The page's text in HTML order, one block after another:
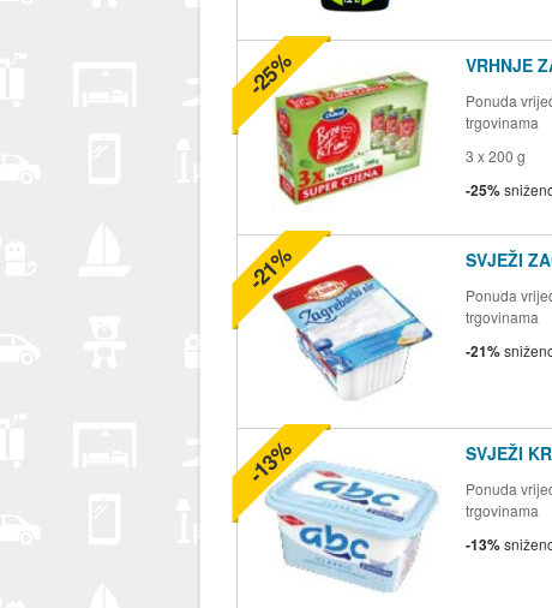
VRHNJE
Ponuda
trgovinama
3 x 200 g
-25%
-25%
SVJEŽI
Ponuda
trgovinama
-21%
-21%
SVJEŽI
Ponuda
trgovinama
-13%
-13%